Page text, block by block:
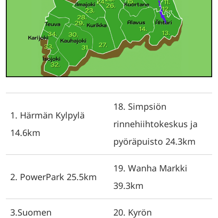
1. Härmän Kylpylä
14.6km
18. Simpsiön
rinnehiihtokeskus ja
pyöräpuisto 24.3km
2. PowerPark 25.5km
19. Wanha Markki
39.3km
3.Suomen
20. Kyrön